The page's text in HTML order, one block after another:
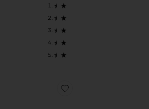
Favorite БАДЫ WOMEN PLUS